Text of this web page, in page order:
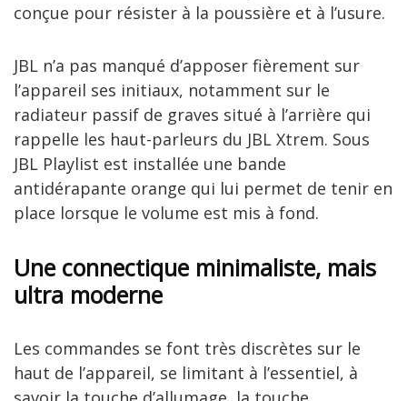
conçue pour résister à la poussière et à l’usure.
JBL n’a pas manqué d’apposer fièrement sur
l’appareil ses initiaux, notamment sur le
radiateur passif de graves situé à l’arrière qui
rappelle les haut-parleurs du JBL Xtrem. Sous
JBL Playlist est installée une bande
antidérapante orange qui lui permet de tenir en
place lorsque le volume est mis à fond.
Une connectique minimaliste, mais
ultra moderne
Les commandes se font très discrètes sur le
haut de l’appareil, se limitant à l’essentiel, à